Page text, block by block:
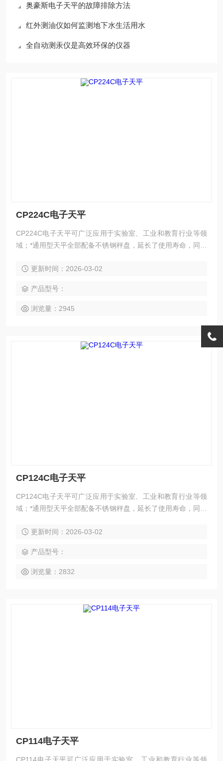
奥豪斯电子天平的故障排除方法
红外测油仪如何监测地下水生活用水
全自动测汞仪是高效环保的仪器
CP224C电子天平
CP224C电子天平可广泛应用于实验室、工业和教育行业等领
域；*通用型天平全部配备不锈钢秤盘，延长了使用寿命，同时
想的选择！
更新时间：2026-03-02
产品型号：
浏览量：2945
CP124C电子天平
CP124C电子天平可广泛应用于实验室、工业和教育行业等领
域；*通用型天平全部配备不锈钢秤盘，延长了使用寿命，同时
想的选择！
更新时间：2026-03-02
产品型号：
浏览量：2832
CP114电子天平